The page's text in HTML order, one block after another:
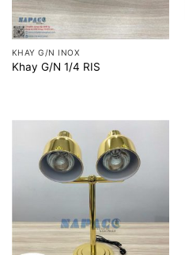
KHAY G/N INOX
Khay G/N 1/4 RIS